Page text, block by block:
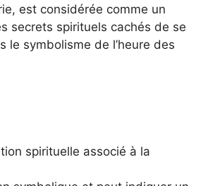
est considérée comme un
secrets spirituels cachés de se
le symbolisme de l’heure des
spirituelle associé à la